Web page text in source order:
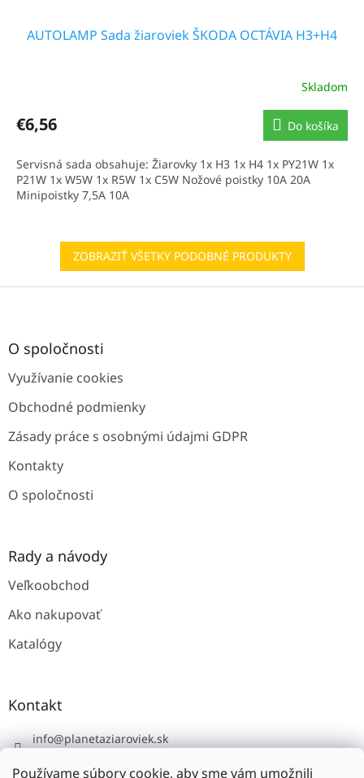
Používame súbory cookie, aby sme vám umožnili
AUTOLAMP Sada žiaroviek ŠKODA OCTÁVIA H3+H4
Skladom
€6,56 Do košíka
Servisná sada obsahuje: Žiarovky 1x H3 1x H4 1x PY21W 1x
P21W 1x W5W 1x R5W 1x C5W Nožové poistky 10A 20A
Minipoistky 7,5A 10A
ZOBRAZIŤ VŠETKY PODOBNÉ PRODUKTY
Z
O spoločnosti
Využívanie cookies
Obchodné podmienky
Zásady práce s osobnými údajmi GDPR
Kontakty
O spoločnosti
Rady a návody
Veľkoobchod
Ako nakupovať
Katalógy
Kontakt
info@planetaziaroviek.sk